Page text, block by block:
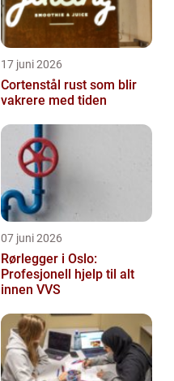
17 juni 2026
Cortenstål rust som blir
vakrere med tiden
07 juni 2026
Rørlegger i Oslo:
Profesjonell hjelp til alt
innen VVS